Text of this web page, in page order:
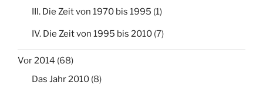
III. Die Zeit von 1970 bis 1995 (1)
IV. Die Zeit von 1995 bis 2010 (7)
Vor 2014 (68)
Das Jahr 2010 (8)